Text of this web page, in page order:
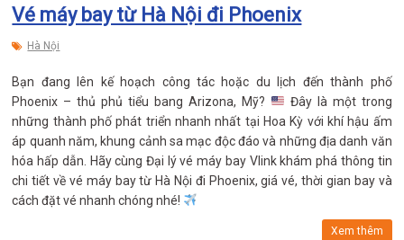
Vé máy bay từ Hà Nội đi Phoenix
Hà Nội
Bạn đang lên kế hoạch công tác hoặc du lịch đến thành phố
Phoenix – thủ phủ tiểu bang Arizona, Mỹ?
Đây là một trong
những thành phố phát triển nhanh nhất tại Hoa Kỳ với khí hậu ấm
áp quanh năm, khung cảnh sa mạc độc đáo và những địa danh văn
hóa hấp dẫn. Hãy cùng Đại lý vé máy bay Vlink khám phá thông tin
chi tiết về vé máy bay từ Hà Nội đi Phoenix, giá vé, thời gian bay và
cách đặt vé nhanh chóng nhé!
Xem thêm